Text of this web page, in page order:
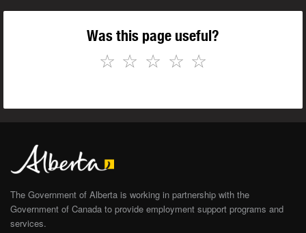
Was this page useful?
☆
☆
☆
☆
☆
The Government of Alberta is working in partnership with the
Government of Canada to provide employment support programs and
services.